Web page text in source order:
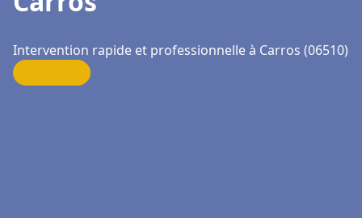
Intervention rapide et professionnelle à Carros (06510)